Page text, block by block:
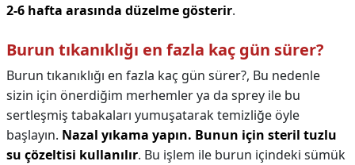
2-6 hafta arasında düzelme gösterir.
Burun tıkanıklığı en fazla kaç gün sürer?
Burun tıkanıklığı en fazla kaç gün sürer?, Bu nedenle
sizin için önerdiğim merhemler ya da sprey ile bu
sertleşmiş tabakaları yumuşatarak temizliğe öyle
başlayın. Nazal yıkama yapın. Bunun için steril tuzlu
su çözeltisi kullanılır. Bu işlem ile burun içindeki sümük